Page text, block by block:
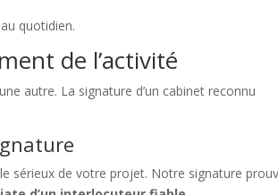
quotidien.
de l’activité
autre. La signature d’un cabinet reconnu
sérieux de votre projet. Notre signature